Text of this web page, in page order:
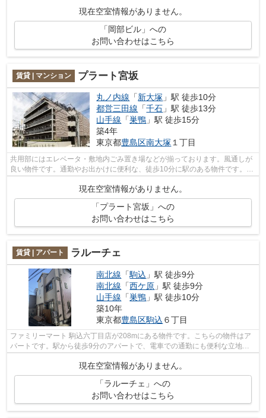
現在空室情報がありません。
「岡部ビル」への
お問い合わせはこちら
賃貸 | マンション プラート宮坂
丸ノ内線 「新大塚 」駅 徒歩10分
都営三田線 「千石 」駅 徒歩13分
山手線 「巣鴨 」駅 徒歩15分
築4年
東京都豊島区南大塚 １丁目
共用部にはエレベータ・敷地内ごみ置き場などが揃っております。風通しが
良い物件です。通勤やお出かけに便利な、徒歩10分に駅のある物件です。初
期費用はカードで決済いただけます。...
現在空室情報がありません。
「プラート宮坂」への
お問い合わせはこちら
賃貸 | アパート ラルーチェ
南北線 「駒込 」駅 徒歩9分
南北線 「西ケ原 」駅 徒歩9分
山手線 「巣鴨 」駅 徒歩10分
築10年
東京都豊島区駒込 ６丁目
ファミリーマート 駒込六丁目店が208mにある物件です。こちらの物件はア
パートです。駅から徒歩9分のアパートで、電車での通勤にも便利な立地で
現在空室情報がありません。
「ラルーチェ」への
お問い合わせはこちら